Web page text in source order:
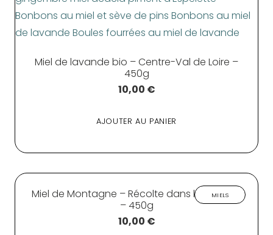
Miel de lavande bio – Centre-Val de Loire –
450g
10,00 €
AJOUTER AU PANIER
MIELS
Miel de Montagne – Récolte dans le limousin
– 450g
10,00 €